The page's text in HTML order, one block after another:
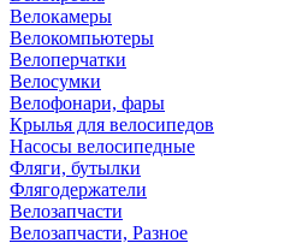
Велокамеры
Велокомпьютеры
Велоперчатки
Велосумки
Велофонари, фары
Крылья для велосипедов
Насосы велосипедные
Фляги, бутылки
Флягодержатели
Велозапчасти
Велозапчасти, Разное